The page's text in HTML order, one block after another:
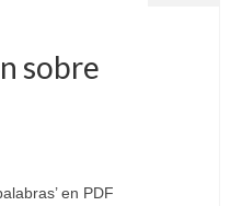
sobre
en PDF